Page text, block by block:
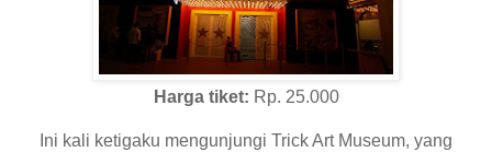
Harga tiket: Rp. 25.000
Ini kali ketigaku mengunjungi Trick Art Museum, yang